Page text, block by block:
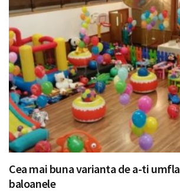
Cea mai buna varianta de a-ti umfla
baloanele